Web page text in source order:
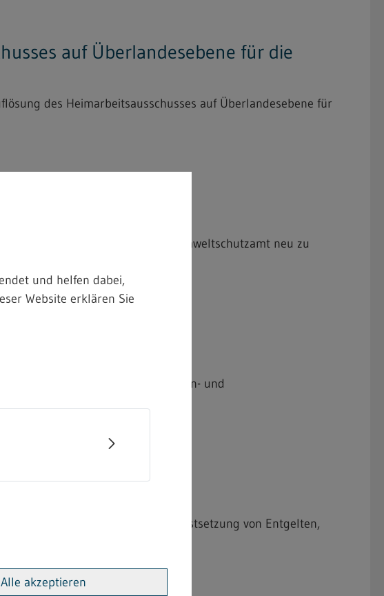
auf Überlandesebene für die
des Heimarbeitsausschusses auf Überlandesebene für
Gewerbeaufsicht (m/w/d) im Umweltschutzamt neu zu
von Entgelten für die Kunstblumen- und
zur Änderung der bindenden Festsetzung von Entgelten,
und helfen dabei,
Website erklären Sie
Alle akzeptieren